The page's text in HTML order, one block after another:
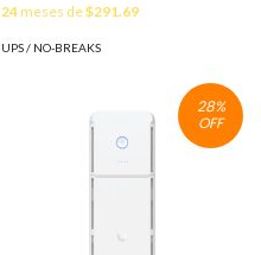
24meses de$291.69
UPS / NO-BREAKS
28%
OFF